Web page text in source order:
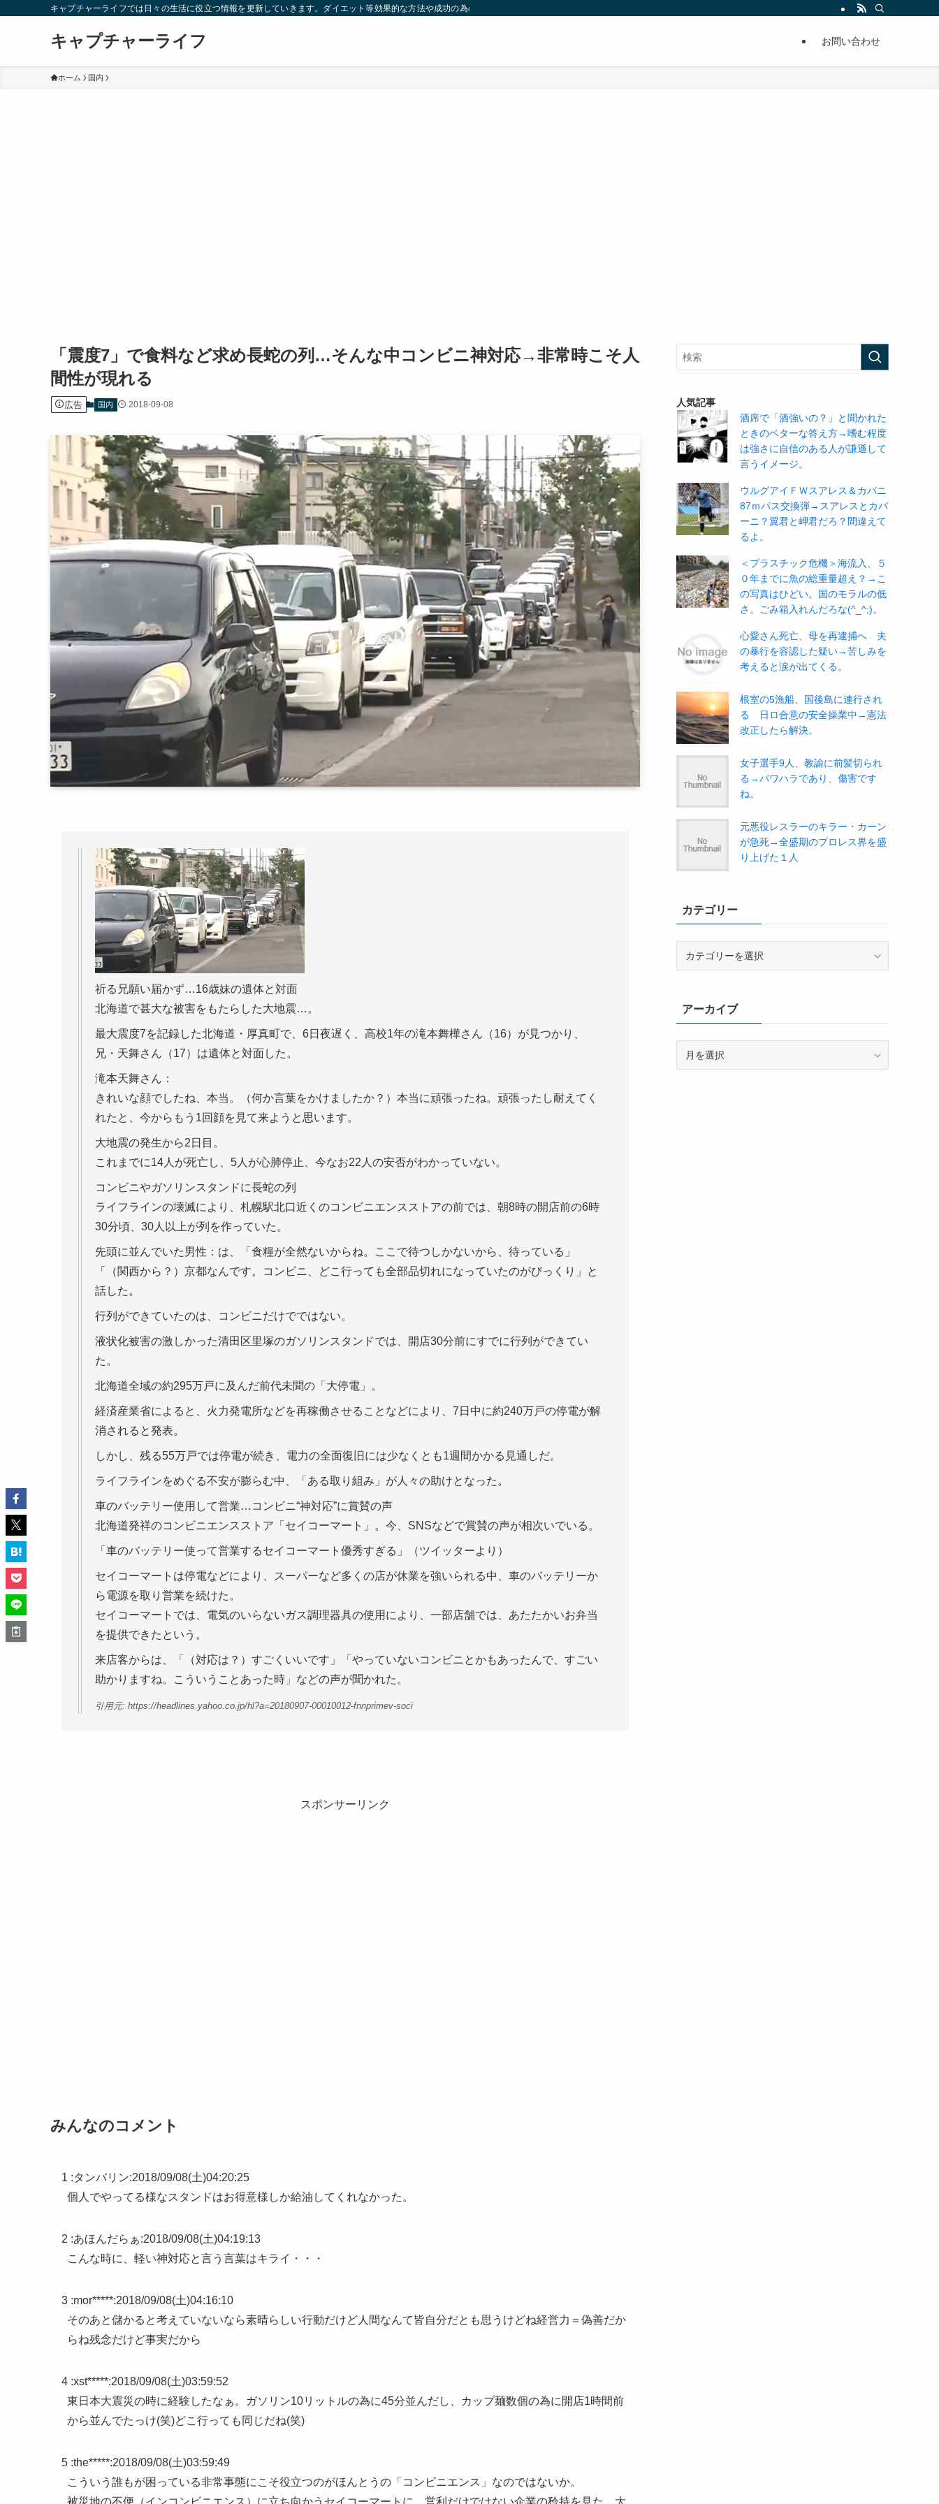
キャプチャーライフでは日々の生活に役立つ情報を更新していきます。ダイエット等効果的な方法や成功の為の秘訣等。太ったり悩んでいる方々が簡単に痩せることが出来るように分かりやすくまとめています。
キャプチャーライフ お問い合わせ
ホーム 国内
「震度7」で食料など求め長蛇の列…そんな中コンビニ神対応→非常時こそ人
間性が現れる
広告 国内 2018-09-08
祈る兄願い届かず…16歳妹の遺体と対面
北海道で甚大な被害をもたらした大地震…。
最大震度7を記録した北海道・厚真町で、6日夜遅く、高校1年の滝本舞樺さん（16）が見つかり、
兄・天舞さん（17）は遺体と対面した。
滝本天舞さん：
きれいな顔でしたね、本当。（何か言葉をかけましたか？）本当に頑張ったね。頑張ったし耐えてく
れたと、今からもう1回顔を見て来ようと思います。
大地震の発生から2日目。
これまでに14人が死亡し、5人が心肺停止、今なお22人の安否がわかっていない。
コンビニやガソリンスタンドに長蛇の列
ライフラインの壊滅により、札幌駅北口近くのコンビニエンスストアの前では、朝8時の開店前の6時
30分頃、30人以上が列を作っていた。
先頭に並んでいた男性：は、「食糧が全然ないからね。ここで待つしかないから、待っている」
「（関西から？）京都なんです。コンビニ、どこ行っても全部品切れになっていたのがびっくり」と
話した。
行列ができていたのは、コンビニだけでではない。
液状化被害の激しかった清田区里塚のガソリンスタンドでは、開店30分前にすでに行列ができてい
た。
北海道全域の約295万戸に及んだ前代未聞の「大停電」。
経済産業省によると、火力発電所などを再稼働させることなどにより、7日中に約240万戸の停電が解
消されると発表。
しかし、残る55万戸では停電が続き、電力の全面復旧には少なくとも1週間かかる見通しだ。
ライフラインをめぐる不安が膨らむ中、「ある取り組み」が人々の助けとなった。
車のバッテリー使用して営業…コンビニ“神対応”に賞賛の声
北海道発祥のコンビニエンスストア「セイコーマート」。今、SNSなどで賞賛の声が相次いでいる。
「車のバッテリー使って営業するセイコーマート優秀すぎる」（ツイッターより）
セイコーマートは停電などにより、スーパーなど多くの店が休業を強いられる中、車のバッテリーか
ら電源を取り営業を続けた。
セイコーマートでは、電気のいらないガス調理器具の使用により、一部店舗では、あたたかいお弁当
を提供できたという。
来店客からは、「（対応は？）すごくいいです」「やっていないコンビニとかもあったんで、すごい
助かりますね。こういうことあった時」などの声が聞かれた。
引用元: https://headlines.yahoo.co.jp/hl?a=20180907-00010012-fnnprimev-soci
スポンサーリンク
みんなのコメント
1 :タンバリン:2018/09/08(土)04:20:25
個人でやってる様なスタンドはお得意様しか給油してくれなかった。
2 :あほんだらぁ:2018/09/08(土)04:19:13
こんな時に、軽い神対応と言う言葉はキライ・・・
3 :mor*****:2018/09/08(土)04:16:10
そのあと儲かると考えていないなら素晴らしい行動だけど人間なんて皆自分だとも思うけどね経営力＝偽善だか
らね残念だけど事実だから
4 :xst*****:2018/09/08(土)03:59:52
東日本大震災の時に経験したなぁ。ガソリン10リットルの為に45分並んだし、カップ麺数個の為に開店1時間前
から並んでたっけ(笑)どこ行っても同じだね(笑)
5 :the*****:2018/09/08(土)03:59:49
こういう誰もが困っている非常事態にこそ役立つのがほんとうの「コンビニエンス」なのではないか。
被災地の不便（インコンビニエンス）に立ち向かうセイコーマートに、営利だけではない企業の矜持を見た。大
人気記事
酒席で「酒強いの？」と聞かれた
ときのベターな答え方→嗜む程度
は強さに自信のある人が謙遜して
言うイメージ。
ウルグアイＦＷスアレス＆カバニ
87ｍパス交換弾→スアレスとカバ
ーニ？翼君と岬君だろ？間違えて
るよ。
＜プラスチック危機＞海流入、５
０年までに魚の総重量超え？→こ
の写真はひどい。国のモラルの低
さ。ごみ箱入れんだろな(^_^;)。
心愛さん死亡、母を再逮捕へ 夫
の暴行を容認した疑い→苦しみを
考えると涙が出てくる。
根室の5漁船、国後島に連行され
る 日ロ合意の安全操業中→憲法
改正したら解決。
女子選手9人、教諭に前髪切られ
る→パワハラであり、傷害です
ね。
元悪役レスラーのキラー・カーン
が急死→全盛期のプロレス界を盛
り上げた１人
カテゴリー
ーアーカイブ